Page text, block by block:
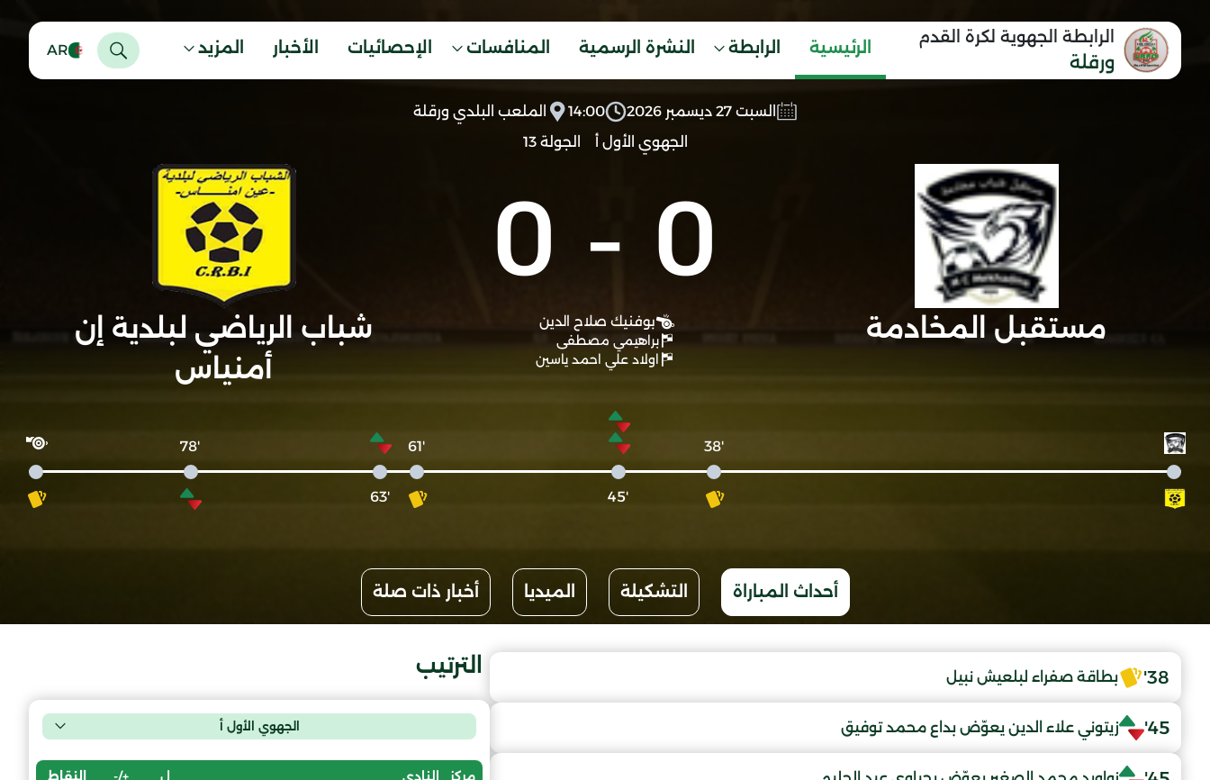
الرابطة الجهوية لكرة القدم
ورقلة
الرئيسية الرابطة النشرة الرسمية المنافسات الإحصائيات الأخبار المزيد AR
السبت 27 ديسمبر 2026 14:00
الملعب البلدي ورقلة
الجهوي الأول أ
الجولة 13
مستقبل المخادمة
0
-
0
بوفنيك صلاح الدين
براهيمي مصطفى
اولاد علي احمد ياسين
شباب الرياضي لبلدية إن
أمنياس
'38
'45
'61
'63
'78
أحداث المباراة التشكيلة الميديا أخبار ذات صلة
38' بطاقة صفراء لبلعيش نبيل
45' زيتوني علاء الدين يعوّض بداع محمد توفيق
الترتيب
الجهوي الأول أ
مركز النادي ل +/- النقاط